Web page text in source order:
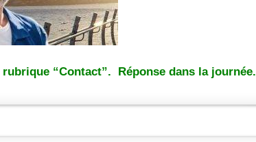
“Contact”. Réponse dans la journée.